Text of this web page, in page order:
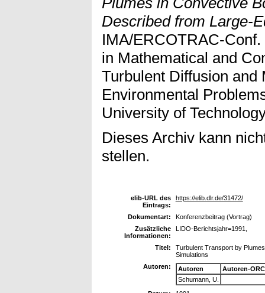
Described from Large-
IMA/ERCOTRAC-
in Mathematical and
Turbulent Diffusion and
Environmental
University of
Dieses Archiv kann
stellen.
elib-URL des
Eintrags:
https://elib.dlr.de/31472/
Dokumentart:
Konferenzbeitrag (Vortrag)
Zusätzliche
Informationen:
LIDO-Berichtsjahr=1991,
Titel:
Turbulent Transport by
Simulations
Autoren:
Autoren
Autoren-
Schumann, U.